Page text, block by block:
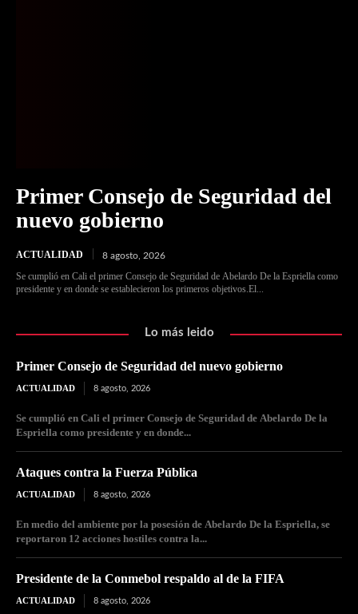
Primer Consejo de Seguridad del
nuevo gobierno
ACTUALIDAD 8 agosto, 2026
Se cumplió en Cali el primer Consejo de Seguridad de Abelardo De la Espriella como
presidente y en donde se establecieron los primeros objetivos.El...
Lo más leido
Primer Consejo de Seguridad del nuevo gobierno
ACTUALIDAD 8 agosto, 2026
Se cumplió en Cali el primer Consejo de Seguridad de Abelardo De la
Espriella como presidente y en donde...
Ataques contra la Fuerza Pública
ACTUALIDAD 8 agosto, 2026
En medio del ambiente por la posesión de Abelardo De la Espriella, se
reportaron 12 acciones hostiles contra la...
Presidente de la Conmebol respaldo al de la FIFA
ACTUALIDAD 8 agosto, 2026